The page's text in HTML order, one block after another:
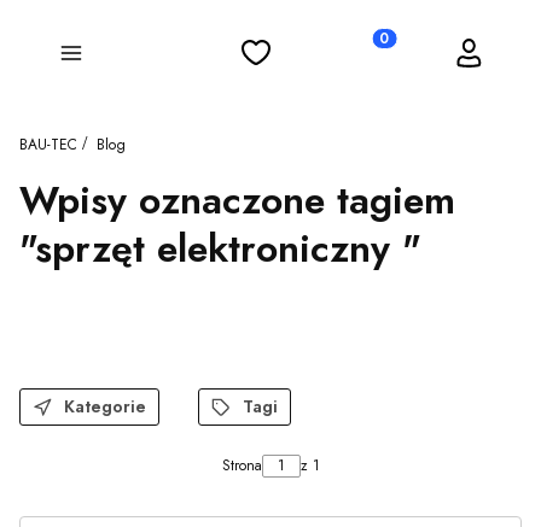
Menu Ulubione Produkty w koszyku:
Koszyk Zaloguj się
BAU-TEC Blog
Wpisy oznaczone tagiem
"sprzęt elektroniczny "
Kategorie Tagi
Strona z 1